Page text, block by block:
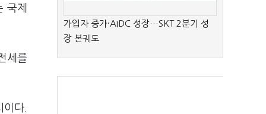
국제
세를
다.
가입자 증가·AIDC 성장…SKT 2분기 성
장 본궤도